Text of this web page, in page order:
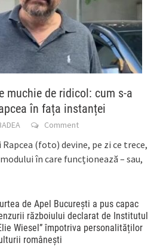
muchie de ridicol: cum s-a
în fața instanței
Comment
(foto) devine, pe zi ce trece,
în care funcționează – sau,
de Apel București a pus capac
războiului declarat de Institutul
Wiesel” împotriva personalităților
românești